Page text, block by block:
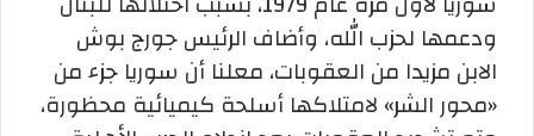
ودعمها لحزب الله، وأضاف الرئيس جورج بوش
الابن مزيدا من العقوبات، معلنا أن سوريا جزء من
«محور الشر» لامتلاكها أسلحة كيميائية محظورة،